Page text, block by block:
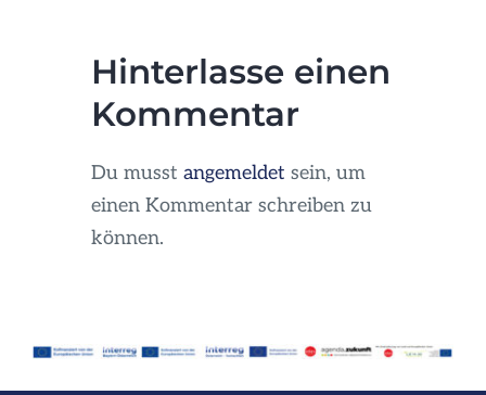
Hinterlasse einen
Kommentar
Du musst angemeldet sein, um
einen Kommentar schreiben zu
können.